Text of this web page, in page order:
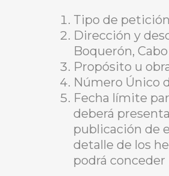
Tipo de
Dirección y
Boquerón,
Propósito u
Número Único
Fecha límite
deberá
publicación de
detalle de los
podrá conceder